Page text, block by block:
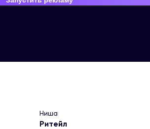
Ниша
Ритейл